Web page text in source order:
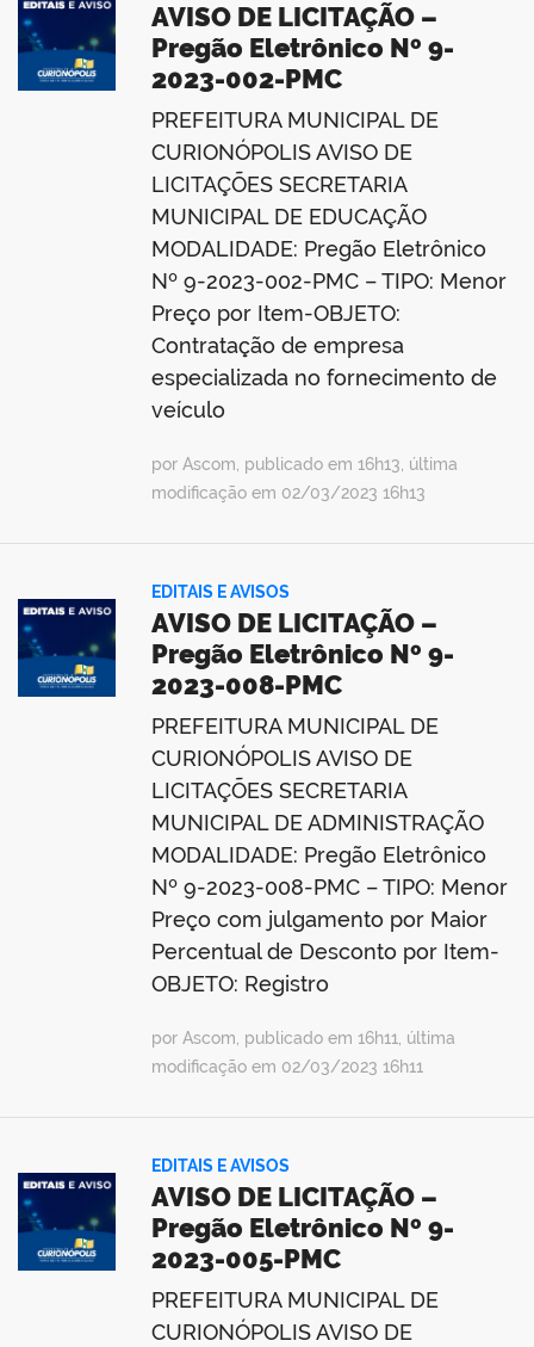
AVISO DE LICITAÇÃO –
Pregão Eletrônico Nº 9-
2023-002-PMC
PREFEITURA MUNICIPAL DE
CURIONÓPOLIS AVISO DE
LICITAÇÕES SECRETARIA
MUNICIPAL DE EDUCAÇÃO
MODALIDADE: Pregão Eletrônico
Nº 9-2023-002-PMC – TIPO: Menor
Preço por Item-OBJETO:
Contratação de empresa
especializada no fornecimento de
veículo
por Ascom, publicado em 16h13, última
modificação em 02/03/2023 16h13
EDITAIS E AVISOS
AVISO DE LICITAÇÃO –
Pregão Eletrônico Nº 9-
2023-008-PMC
PREFEITURA MUNICIPAL DE
CURIONÓPOLIS AVISO DE
LICITAÇÕES SECRETARIA
MUNICIPAL DE ADMINISTRAÇÃO
MODALIDADE: Pregão Eletrônico
Nº 9-2023-008-PMC – TIPO: Menor
Preço com julgamento por Maior
Percentual de Desconto por Item-
OBJETO: Registro
por Ascom, publicado em 16h11, última
modificação em 02/03/2023 16h11
EDITAIS E AVISOS
AVISO DE LICITAÇÃO –
Pregão Eletrônico Nº 9-
2023-005-PMC
PREFEITURA MUNICIPAL DE
CURIONÓPOLIS AVISO DE